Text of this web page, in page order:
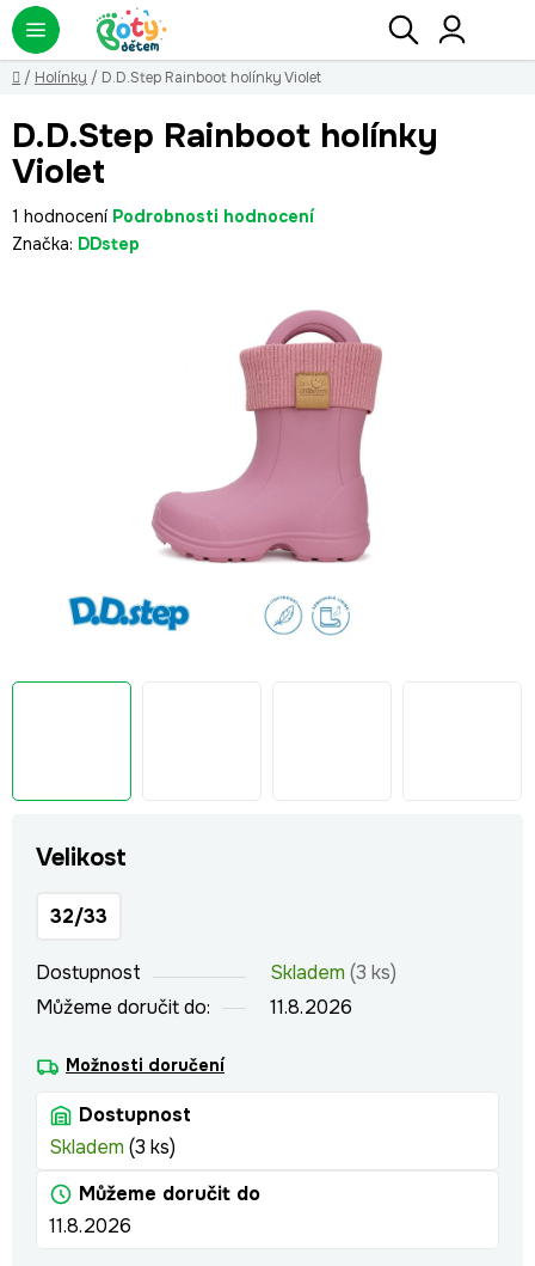
Přejít
na
obsah
Hledat
Domů
/ Holínky / D.D.Step Rainboot holínky Violet
Velikost
32/33
Dostupnost Skladem (3 ks)
Můžeme doručit do:
11.8.2026
Možnosti doručení
Dostupnost
Skladem (3 ks)
Můžeme doručit do
11.8.2026
D.D.Step Rainboot holínky
Violet
Průměrné
hodnocení
1 hodnocení Podrobnosti hodnocení
Značka: DDstep